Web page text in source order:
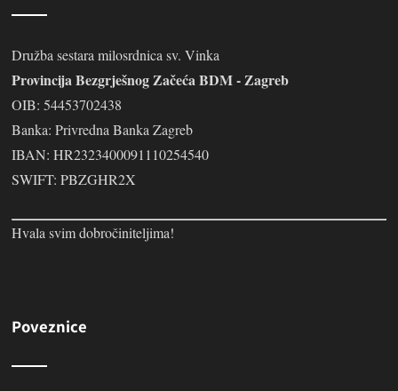
Družba sestara milosrdnica sv. Vinka
Provincija Bezgrješnog Začeća BDM - Zagreb
OIB: 54453702438
Banka: Privredna Banka Zagreb
IBAN: HR2323400091110254540
SWIFT: PBZGHR2X
Hvala svim dobročiniteljima!
Poveznice